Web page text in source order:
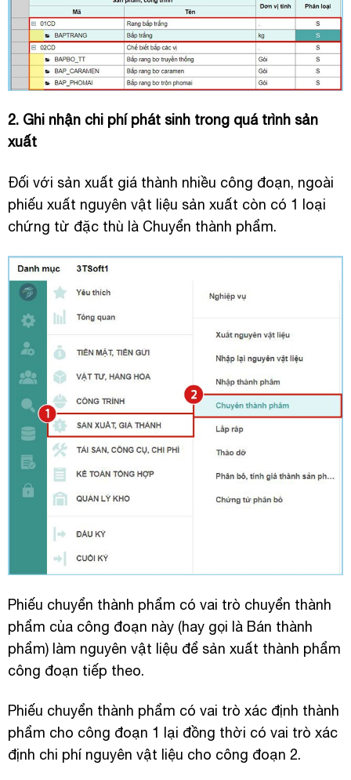
2. Ghi nhận chi phí phát sinh trong quá trình sản
xuất
Đối với sản xuất giá thành nhiều công đoạn, ngoài
phiếu xuất nguyên vật liệu sản xuất còn có 1 loại
chứng từ đặc thù là Chuyển thành phẩm.
Phiếu chuyển thành phẩm có vai trò chuyển thành
phẩm của công đoạn này (hay gọi là Bán thành
phẩm) làm nguyên vật liệu để sản xuất thành phẩm
công đoạn tiếp theo.
Phiếu chuyển thành phẩm có vai trò xác định thành
phẩm cho công đoạn 1 lại đồng thời có vai trò xác
định chi phí nguyên vật liệu cho công đoạn 2.